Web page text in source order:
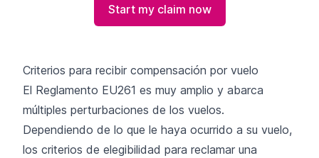
Start my claim now
Criterios para recibir compensación por vuelo
El Reglamento EU261 es muy amplio y abarca
múltiples perturbaciones de los vuelos.
Dependiendo de lo que le haya ocurrido a su vuelo,
los criterios de elegibilidad para reclamar una